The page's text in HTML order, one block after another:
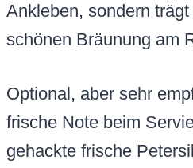
Ankleben, sondern
schönen Bräunung am
Optional, aber sehr
frische Note beim
gehackte frische